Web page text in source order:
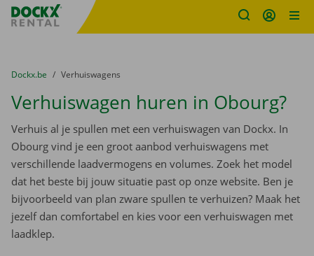
Fratello DEMO
U bevindt zich hier:
van
Dockx.be naar
Verhuiswagens
Verhuiswagen huren in Obourg?
Verhuis al je spullen met een verhuiswagen van Dockx. In
Obourg vind je een groot aanbod verhuiswagens met
verschillende laadvermogens en volumes. Zoek het model
dat het beste bij jouw situatie past op onze website. Ben je
bijvoorbeeld van plan zware spullen te verhuizen? Maak het
jezelf dan comfortabel en kies voor een verhuiswagen met
laadklep.